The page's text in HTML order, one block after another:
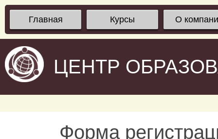
Главная Курсы О
ЦЕНТР
Форма